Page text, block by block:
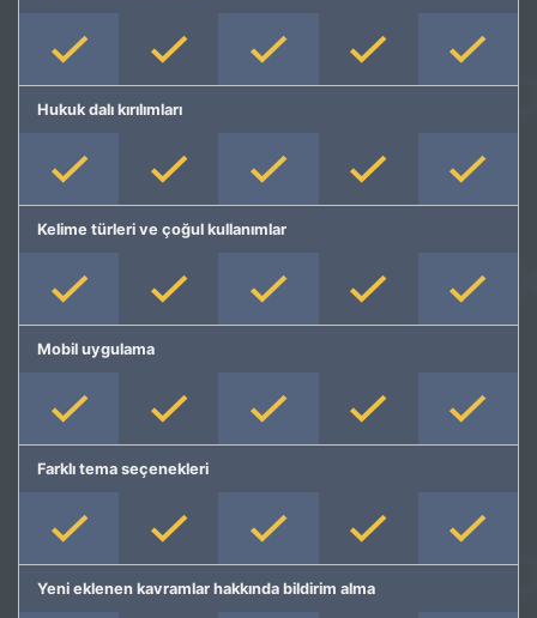
Hukuk dalı kırılımları
Kelime türleri ve çoğul kullanımlar
Mobil uygulama
Farklı tema seçenekleri
Yeni eklenen kavramlar hakkında bildirim alma